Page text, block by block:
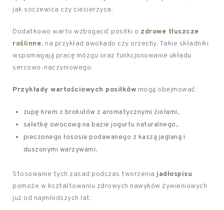
jak soczewica czy ciecierzyca.
Dodatkowo warto wzbogacić posiłki o zdrowe tłuszcze
roślinne, na przykład awokado czy orzechy. Takie składniki
wspomagają pracę mózgu oraz funkcjonowanie układu
sercowo-naczyniowego.
Przykłady wartościowych posiłków mogą obejmować:
zupę krem z brokułów z aromatycznymi ziołami,
sałatkę owocową na bazie jogurtu naturalnego,
pieczonego łososia podawanego z kaszą jaglaną i
duszonymi warzywami.
Stosowanie tych zasad podczas tworzenia jadłospisu
pomoże w kształtowaniu zdrowych nawyków żywieniowych
już od najmłodszych lat.